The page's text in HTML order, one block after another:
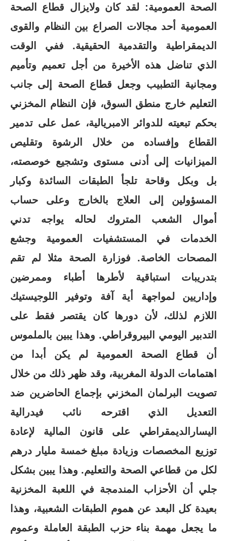
الصحة العمومية: لقد كان ولايزال قطاع الصحة
العمومية أحد مجالات الصراع بين النظام والقوى
الديمقراطية والتقدمية الحقيقية. ففي الوقت
الذي تناضل هذه الأخيرة من أجل تعميم وتأميم
ومجانية التطبيب وجعل قطاع الصحة إلى جانب
التعليم خارج منطق السوق، فإن النظام المخزني
بحكم تبعيته للدوائر الامبريالية، عمل على تدمير
القطاع وإفساده من خلال الرشوة وتقليص
الميزانيات إلى أدنى مستوى وتشجيع خوصصته،
بل وبكل وقاحة تلجأ الطبقات السائدة وكبار
المسؤولين إلى العلاج بالخارج وعلى حساب
أموال الشعب المتروك لحاله يواجه تدني
الخدمات في المستشفيات العمومية وجشع
المصحات الخاصة. فوزارة الصحة مثلا لم تقم
بتدريبات استباقية لأطرها أطباء وممرضين
وإداريين لمواجهة أية آفة وتوفير اللوجيستيك
اللازم لذلك، لأن دورها كان يقتصر فقط على
التدبير اليومي البيروقراطي. وهذا يبين بالملموس
أن قطاع الصحة العمومية لم يكن أبدا من
اهتمامات الدولة المغربية، وقد ظهر ذلك من خلال
تصويت البرلمان المخزني بإجماع الحاضرين ضد
التعديل الذي اقترحه نائب فيدرالية
اليسارالديمقراطي على قانون المالية لإعادة
توزيع المخصصات وزيادة مبلغ خمسة مليار درهم
لكل من قطاعي الصحة والتعليم. وهذا يبين بشكل
جلي أن الأحزاب المندمجة في اللعبة المخزنية
بعيدة كل البعد عن هموم الطبقات الشعبية، وهذا
ما يجعل مهمة بناء حزب الطبقة العاملة وعموم